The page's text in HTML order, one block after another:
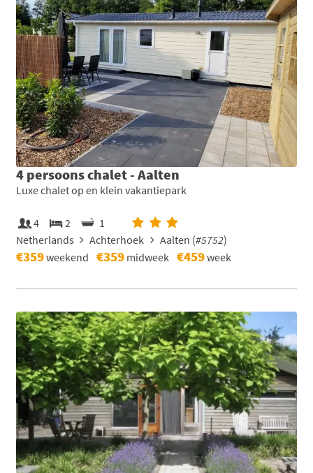
4 persoons chalet - Aalten
Luxe chalet op en klein vakantiepark
4 2
1
Netherlands
Achterhoek Aalten (#5752)
€359weekend €359 midweek €459week